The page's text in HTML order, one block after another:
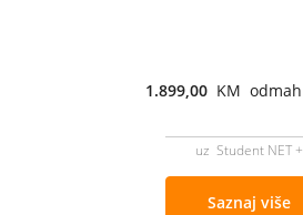
1.899,00 KM odmah
uz Student NET +
Saznaj više